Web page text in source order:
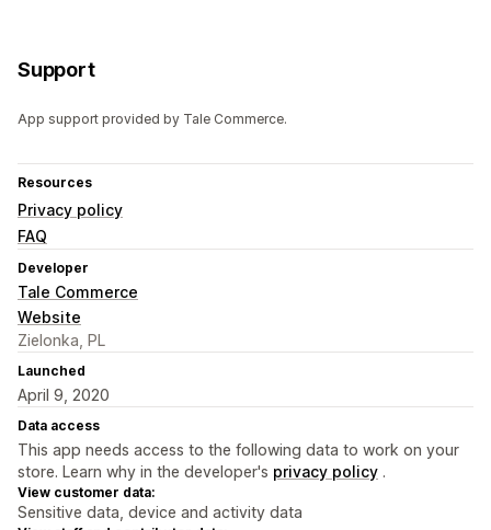
Support
App support provided by Tale Commerce.
Resources
Privacy policy
FAQ
Developer
Tale Commerce
Website
Zielonka, PL
Launched
April 9, 2020
Data access
This app needs access to the following data to work on your
store. Learn why in the developer's privacy policy .
View customer data:
Sensitive data, device and activity data